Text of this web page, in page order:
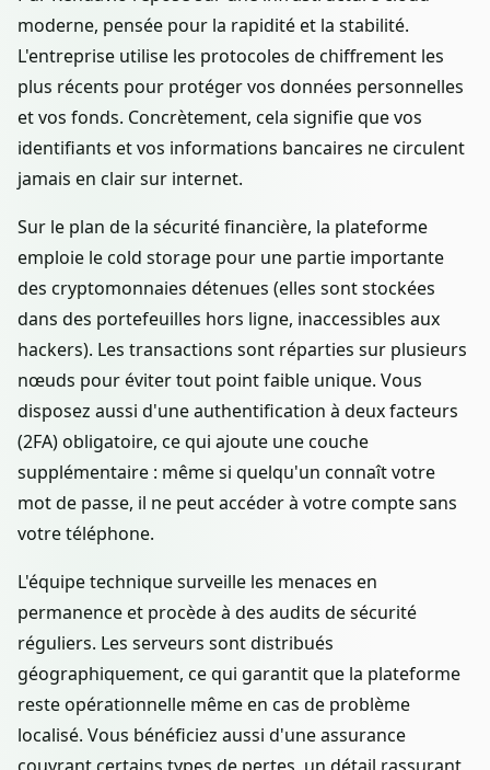
moderne, pensée pour la rapidité et la stabilité.
L'entreprise utilise les protocoles de chiffrement les
plus récents pour protéger vos données personnelles
et vos fonds. Concrètement, cela signifie que vos
identifiants et vos informations bancaires ne circulent
jamais en clair sur internet.
Sur le plan de la sécurité financière, la plateforme
emploie le cold storage pour une partie importante
des cryptomonnaies détenues (elles sont stockées
dans des portefeuilles hors ligne, inaccessibles aux
hackers). Les transactions sont réparties sur plusieurs
nœuds pour éviter tout point faible unique. Vous
disposez aussi d'une authentification à deux facteurs
(2FA) obligatoire, ce qui ajoute une couche
supplémentaire : même si quelqu'un connaît votre
mot de passe, il ne peut accéder à votre compte sans
votre téléphone.
L'équipe technique surveille les menaces en
permanence et procède à des audits de sécurité
réguliers. Les serveurs sont distribués
géographiquement, ce qui garantit que la plateforme
reste opérationnelle même en cas de problème
localisé. Vous bénéficiez aussi d'une assurance